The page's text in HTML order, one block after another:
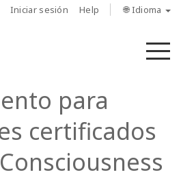
Iniciar sesión Help 🌐 Idioma
para
certificados